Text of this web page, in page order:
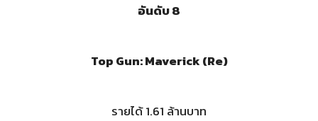
อันดับ 8
Top Gun: Maverick (Re)
รายได้ 1.61 ล้านบาท